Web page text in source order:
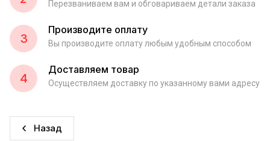
Перезваниваем вам и обговариваем детали заказа
3
Производите оплату
Вы производите оплату любым удобным способом
4
Доставляем товар
Осуществляем доставку по указанному вами адресу
Назад